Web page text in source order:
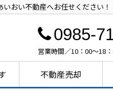
おい不動産へお任せください！
0985-
営業時間／10：00～18
不動産売却